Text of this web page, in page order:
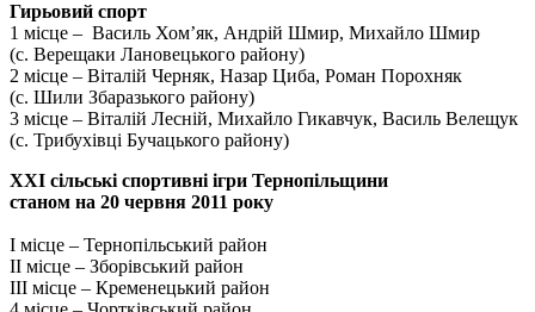
Гирьовий спорт
1 місце – Василь Хом’як, Андрій Шмир, Михайло Шмир
(с. Верещаки Лановецького району)
2 місце – Віталій Черняк, Назар Циба, Роман Порохняк
(с. Шили Збаразького району)
3 місце – Віталій Лесній, Михайло Гикавчук, Василь Велещук
(с. Трибухівці Бучацького району)
ХХІ сільські спортивні ігри Тернопільщини
станом на 20 червня 2011 року
І місце – Тернопільський район
ІІ місце – Зборівський район
ІІІ місце – Кременецький район